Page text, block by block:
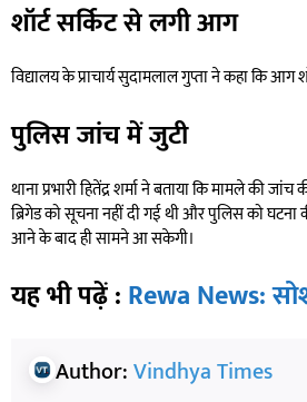
शॉर्ट सर्किट से लगी आग
विद्यालय के प्राचार्य सुदामलाल गुप्ता ने कहा कि
पुलिस जांच में जुटी
थाना प्रभारी हितेंद्र शर्मा ने बताया कि मामले की
ब्रिगेड को सूचना नहीं दी गई थी और पुलिस को
आने के बाद ही सामने आ सकेगी।
यह भी पढ़ें : Rewa News:
Author:Vindhya Times